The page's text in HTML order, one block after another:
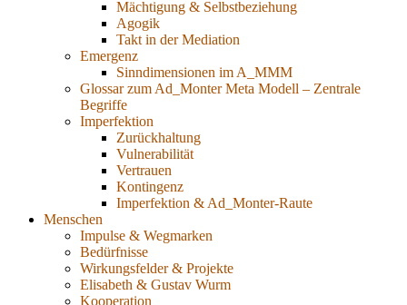
Mächtigung & Selbstbeziehung
Agogik
Takt in der Mediation
Emergenz
Sinndimensionen im A_MMM
Glossar zum Ad_Monter Meta Modell – Zentrale
Begriffe
Imperfektion
Zurückhaltung
Vulnerabilität
Vertrauen
Kontingenz
Imperfektion & Ad_Monter-Raute
Menschen
Impulse & Wegmarken
Bedürfnisse
Wirkungsfelder & Projekte
Elisabeth & Gustav Wurm
Kooperation